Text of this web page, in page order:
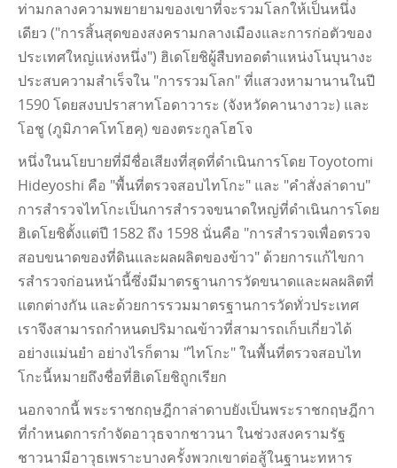
ท่ามกลางความพยายามของเขาที่จะรวมโลกให้เป็นหนึ่ง
เดียว ("การสิ้นสุดของสงครามกลางเมืองและการก่อตัวของ
ประเทศใหญ่แห่งหนึ่ง") ฮิเดโยชิผู้สืบทอดตําแหน่งโนบุนางะ
ประสบความสําเร็จใน "การรวมโลก" ที่แสวงหามานานในปี
1590 โดยสงบปราสาทโอดาวาระ (จังหวัดคานางาวะ) และ
โอชู (ภูมิภาคโทโฮคุ) ของตระกูลโฮโจ
หนึ่งในนโยบายที่มีชื่อเสียงที่สุดที่ดําเนินการโดย Toyotomi
Hideyoshi คือ "พื้นที่ตรวจสอบไทโกะ" และ "คําสั่งล่าดาบ"
การสํารวจไทโกะเป็นการสํารวจขนาดใหญ่ที่ดําเนินการโดย
ฮิเดโยชิตั้งแต่ปี 1582 ถึง 1598 นั่นคือ "การสํารวจเพื่อตรวจ
สอบขนาดของที่ดินและผลผลิตของข้าว" ด้วยการแก้ไขกา
รสํารวจก่อนหน้านี้ซึ่งมีมาตรฐานการวัดขนาดและผลผลิตที่
แตกต่างกัน และด้วยการรวมมาตรฐานการวัดทั่วประเทศ
เราจึงสามารถกําหนดปริมาณข้าวที่สามารถเก็บเกี่ยวได้
อย่างแม่นยํา อย่างไรก็ตาม "ไทโกะ" ในพื้นที่ตรวจสอบไท
โกะนี้หมายถึงชื่อที่ฮิเดโยชิถูกเรียก
นอกจากนี้ พระราชกฤษฎีกาล่าดาบยังเป็นพระราชกฤษฎีกา
ที่กําหนดการกําจัดอาวุธจากชาวนา ในช่วงสงครามรัฐ
ชาวนามีอาวุธเพราะบางครั้งพวกเขาต่อสู้ในฐานะทหาร